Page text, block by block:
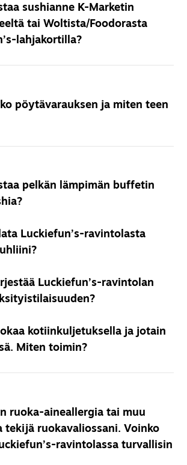
vuoden ajan ostopäivästä.
sushianne K-Marketin
tai Woltista/Foodorasta
lahjakortilla?
pöytävarauksen ja miten teen
pelkän lämpimän buffetin
buffetin suhteen vaihtelee toimipisteittäin.
Luckiefun’s-ravintolasta
sähköpostia osoitteeseen
ja kerro, mitä sinulla on mielessäsi.
valmiisiin annoksiimme.
Luckiefun’s-ravintolan
on mahdollista järjestää
Lähetä meille viestiä osoitteeseen
kotiinkuljetuksella ja jotain
Miten toimin?
ruoka-aineallergia tai muu
tekijä ruokavaliossani. Voinko
ravintolassa turvallisin